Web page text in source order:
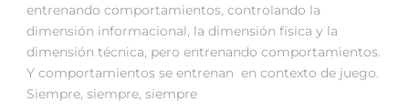
entrenando comportamientos, controlando la
dimensión informacional, la dimensión física y la
dimensión técnica, pero entrenando comportamientos.
Y comportamientos se entrenan en contexto de juego.
Siempre, siempre, siempre